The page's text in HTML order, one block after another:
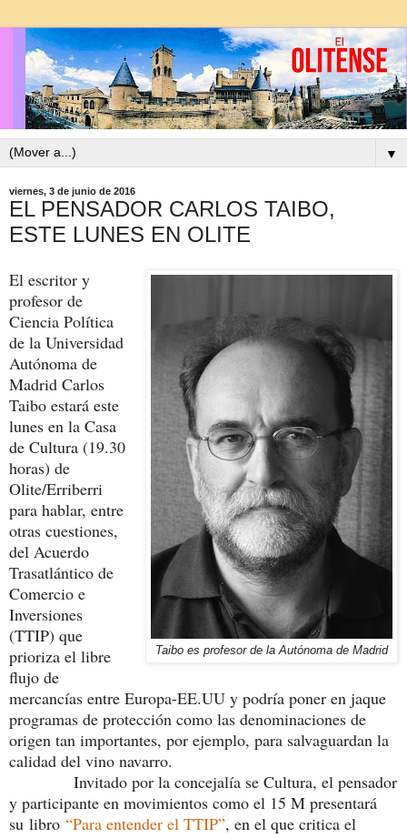
▼
viernes, 3 de junio de 2016
EL PENSADOR CARLOS TAIBO,
ESTE LUNES EN OLITE
Taibo es profesor de la Autónoma de Madrid
El escritor y
profesor de
Ciencia Política
de la Universidad
Autónoma de
Madrid Carlos
Taibo estará este
lunes en la Casa
de Cultura (19.30
horas) de
Olite/Erriberri
para hablar, entre
otras cuestiones,
del Acuerdo
Trasatlántico de
Comercio e
Inversiones
(TTIP) que
prioriza el libre
flujo de
mercancías entre Europa-EE.UU y podría poner en jaque
programas de protección como las denominaciones de
origen tan importantes, por ejemplo, para salvaguardan la
calidad del vino navarro.
Invitado por la concejalía se Cultura, el pensador
y participante en movimientos como el 15 M presentará
su libro “Para entender el TTIP”, en el que critica el